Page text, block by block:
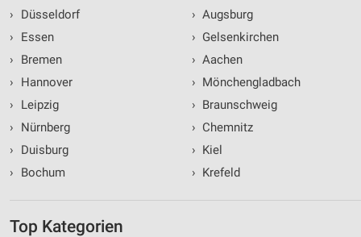
›
Düsseldorf
›
Essen
›
Bremen
›
Hannover
›
Leipzig
›
Nürnberg
›
Duisburg
›
Bochum
› Augsburg
› Gelsenkirchen
› Aachen
› Mönchengladbach
› Braunschweig
› Chemnitz
› Kiel
› Krefeld
Top Kategorien